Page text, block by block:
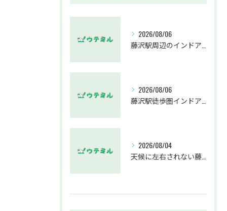
2026/08/06
2026/08/06
2026/08/04